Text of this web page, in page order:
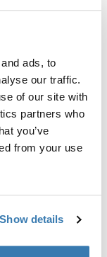
ads, to
our traffic.
of our site with
partners who
you’ve
from your use
Show details
используется.